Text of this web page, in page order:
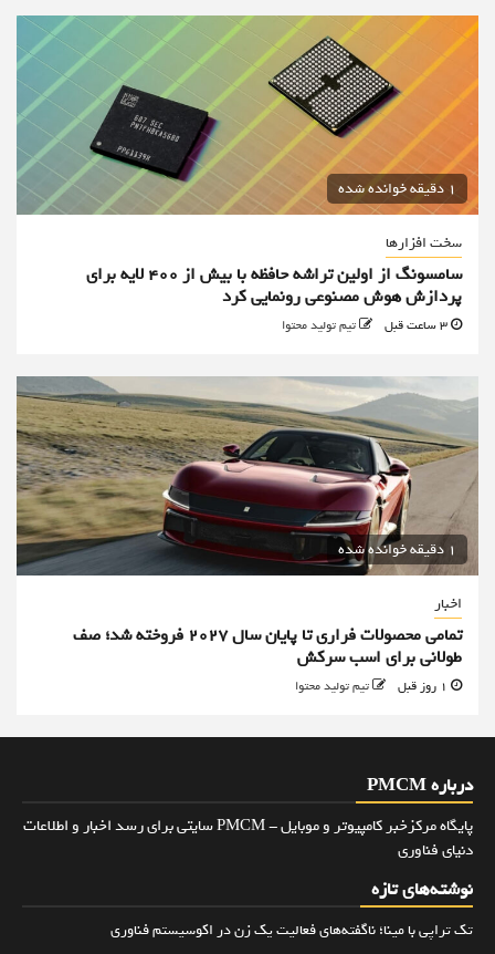
1 دقیقه خوانده شده
سخت افزارها
سامسونگ از اولین تراشه حافظه با بیش از ۴۰۰ لایه برای
پردازش هوش مصنوعی رونمایی کرد
تیم تولید محتوا
1 دقیقه خوانده شده
اخبار
تمامی محصولات فراری تا پایان سال ۲۰۲۷ فروخته شد؛ صف
طولانی برای اسب سرکش
تیم تولید محتوا
درباره PMCM
پایگاه مرکزخبر کامپیوتر و موبایل - PMCM سایتی برای رسد اخبار و اطلاعات
دنیای فناوری
نوشته‌های تازه
تک تراپی با مینا؛ ناگفته‌های فعالیت یک زن در اکوسیستم فناوری